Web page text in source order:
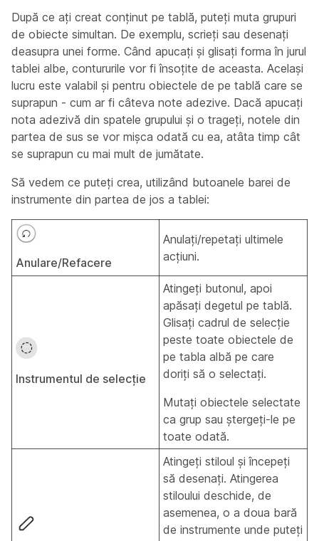
După ce ați creat conținut pe tablă, puteți muta grupuri
de obiecte simultan. De exemplu, scrieți sau desenați
deasupra unei forme. Când apucați și glisați forma în jurul
tablei albe, contururile vor fi însoțite de aceasta. Același
lucru este valabil și pentru obiectele de pe tablă care se
suprapun - cum ar fi câteva note adezive. Dacă apucați
nota adezivă din spatele grupului și o trageți, notele din
partea de sus se vor mișca odată cu ea, atâta timp cât
se suprapun cu mai mult de jumătate.
Să vedem ce puteți crea, utilizând butoanele barei de
instrumente din partea de jos a tablei:
Anulare/Refacere
Anulați/repetați ultimele
acțiuni.
Instrumentul de selecție
Atingeți butonul, apoi
apăsați degetul pe tablă.
Glisați cadrul de selecție
peste toate obiectele de
pe tabla albă pe care
doriți să o selectați.
Mutați obiectele selectate
ca grup sau ștergeți-le pe
toate odată.
Atingeți stiloul și începeți
să desenați. Atingerea
stiloului deschide, de
asemenea, o a doua bară
de instrumente unde puteți